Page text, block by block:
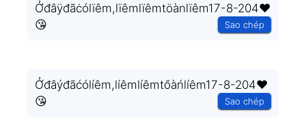
Ởđâÿđãċólïêm,lïêmlïêmtöànlïêm17-8-204❤️
😘
Sao chép
Ởđâýđãćólíêm,líêmlíêmtőàńlíêm17-8-204❤️
😘
Sao chép